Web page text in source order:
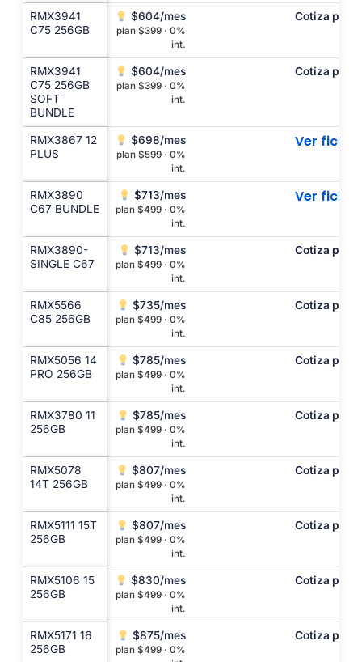
RMX3941
C75 256GB
$604/mes
plan $399 · 0%
int.
Cotiza por
RMX3941
C75 256GB
SOFT
BUNDLE
$604/mes
plan $399 · 0%
int.
Cotiza por
RMX3867 12
PLUS
$698/mes
plan $599 · 0%
int.
Ver ficha
RMX3890
C67 BUNDLE
$713/mes
plan $499 · 0%
int.
Ver ficha
RMX3890-
SINGLE C67
$713/mes
plan $499 · 0%
int.
Cotiza por
RMX5566
C85 256GB
$735/mes
plan $499 · 0%
int.
Cotiza por
RMX5056 14
PRO 256GB
$785/mes
plan $499 · 0%
int.
Cotiza por
RMX3780 11
256GB
$785/mes
plan $499 · 0%
int.
Cotiza por
RMX5078
14T 256GB
$807/mes
plan $499 · 0%
int.
Cotiza por
RMX5111 15T
256GB
$807/mes
plan $499 · 0%
int.
Cotiza por
RMX5106 15
256GB
$830/mes
plan $499 · 0%
int.
Cotiza por
RMX5171 16
256GB
$875/mes
plan $499 · 0%
Cotiza por